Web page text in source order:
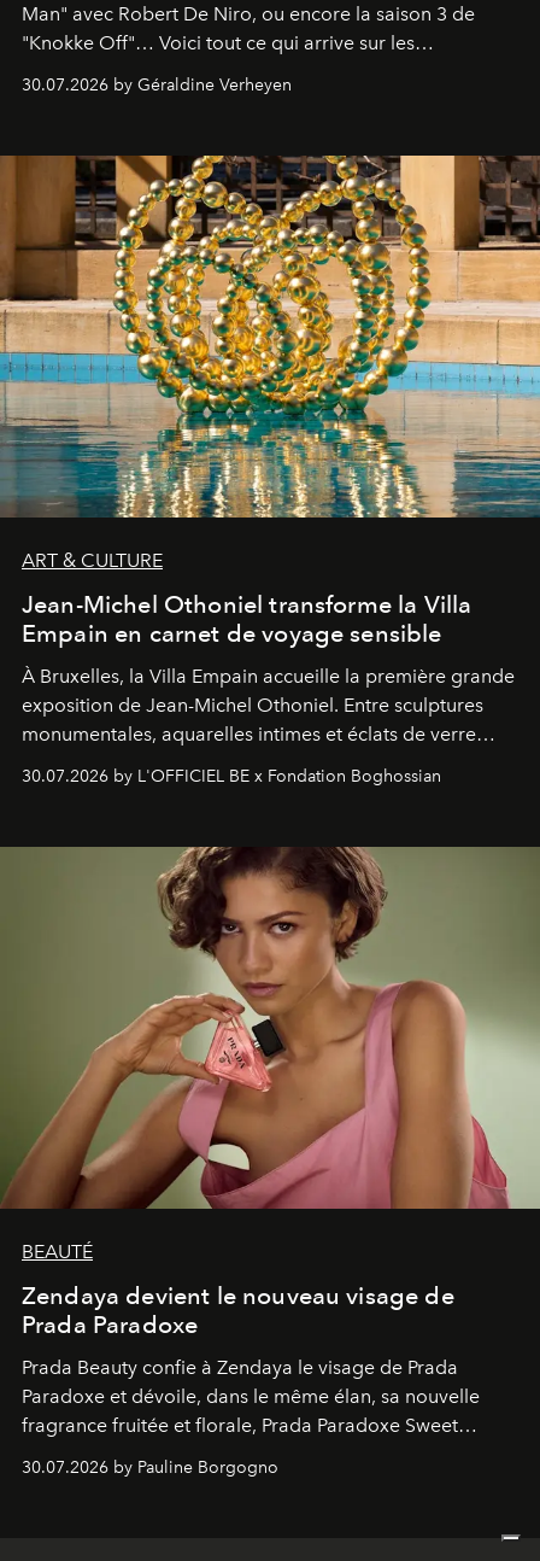
Man" avec Robert De Niro, ou encore la saison 3 de
"Knokke Off"… Voici tout ce qui arrive sur les
30.07.2026 by Géraldine Verheyen
ART & CULTURE
Jean-Michel Othoniel transforme la Villa
Empain en carnet de voyage sensible
À Bruxelles, la Villa Empain accueille la première grande
exposition de Jean-Michel Othoniel. Entre sculptures
monumentales, aquarelles intimes et éclats de verre
émotionnel où chaque œuvre devient le souvenir
émerveillement.
30.07.2026 by L'OFFICIEL BE x Fondation Boghossian
BEAUTÉ
Zendaya devient le nouveau visage de
Prada Paradoxe
Prada Beauty confie à Zendaya le visage de Prada
Paradoxe et dévoile, dans le même élan, sa nouvelle
fragrance fruitée et florale, Prada Paradoxe Sweet
30.07.2026 by Pauline Borgogno